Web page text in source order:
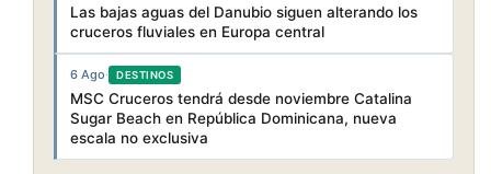
Las bajas aguas del Danubio siguen alterando los
cruceros fluviales en Europa central
6 Ago· DESTINOS
MSC Cruceros tendrá desde noviembre Catalina
Sugar Beach en República Dominicana, nueva
escala no exclusiva